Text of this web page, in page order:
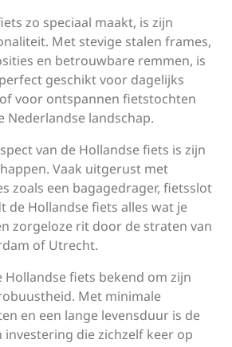
zo speciaal maakt, is zijn
Met stevige stalen frames,
en betrouwbare remmen, is
geschikt voor dagelijks
voor ontspannen fietstochten
landschap.
van de Hollandse fiets is zijn
Vaak uitgerust met
zoals een bagagedrager, fietsslot
de Hollandse fiets alles wat je
zorgeloze rit door de straten van
of Utrecht.
Hollandse fiets bekend om zijn
Met minimale
en een lange levensduur is de
investering die zichzelf keer op